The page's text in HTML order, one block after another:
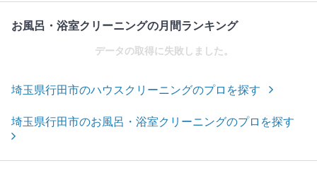
お風呂・浴室クリーニングの月間ランキング
データの取得に失敗しました。
埼玉県行田市のハウスクリーニングのプロを探す
埼玉県行田市のお風呂・浴室クリーニングのプロを探す